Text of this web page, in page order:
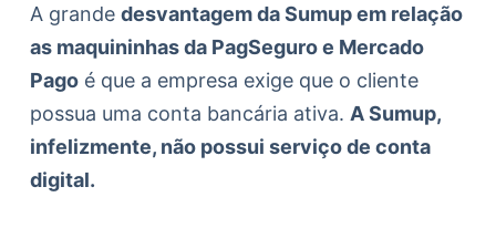
A grande desvantagem da Sumup em relação
as maquininhas da PagSeguro e Mercado
Pagoé que a empresa exige que o cliente
possua uma conta bancária ativa. A Sumup,
infelizmente, não possui serviço de conta
digital.